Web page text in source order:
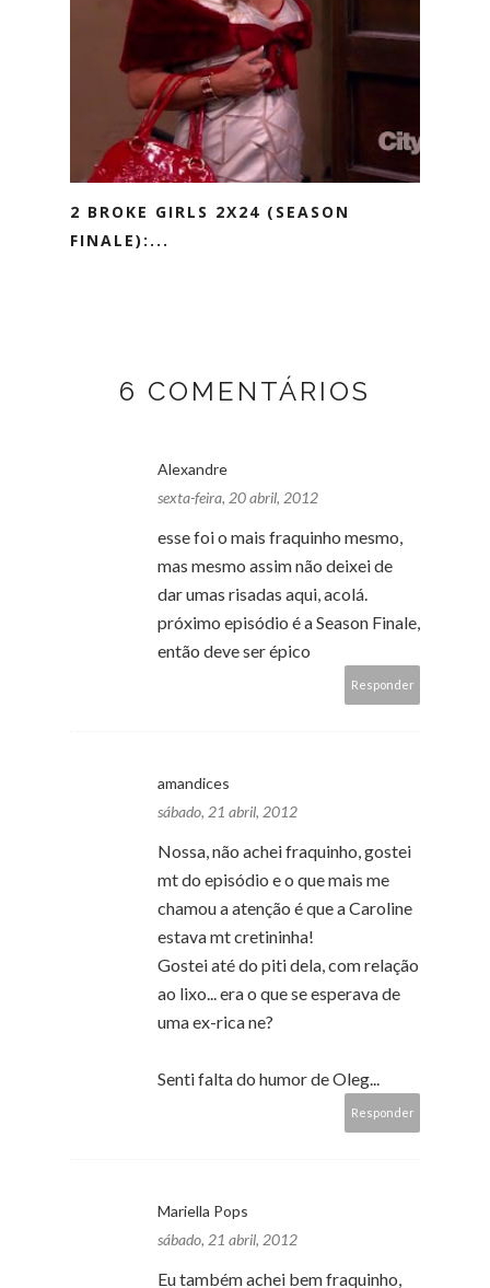
2 BROKE GIRLS 2X24 (SEASON
FINALE):...
6 COMENTÁRIOS
Alexandre
sexta-feira, 20 abril, 2012
esse foi o mais fraquinho mesmo,
mas mesmo assim não deixei de
dar umas risadas aqui, acolá.
próximo episódio é a Season Finale,
então deve ser épico
Responder
amandices
sábado, 21 abril, 2012
Nossa, não achei fraquinho, gostei
mt do episódio e o que mais me
chamou a atenção é que a Caroline
estava mt cretininha!
Gostei até do piti dela, com relação
ao lixo... era o que se esperava de
uma ex-rica ne?
Senti falta do humor de Oleg...
Responder
Mariella Pops
sábado, 21 abril, 2012
Eu também achei bem fraquinho,